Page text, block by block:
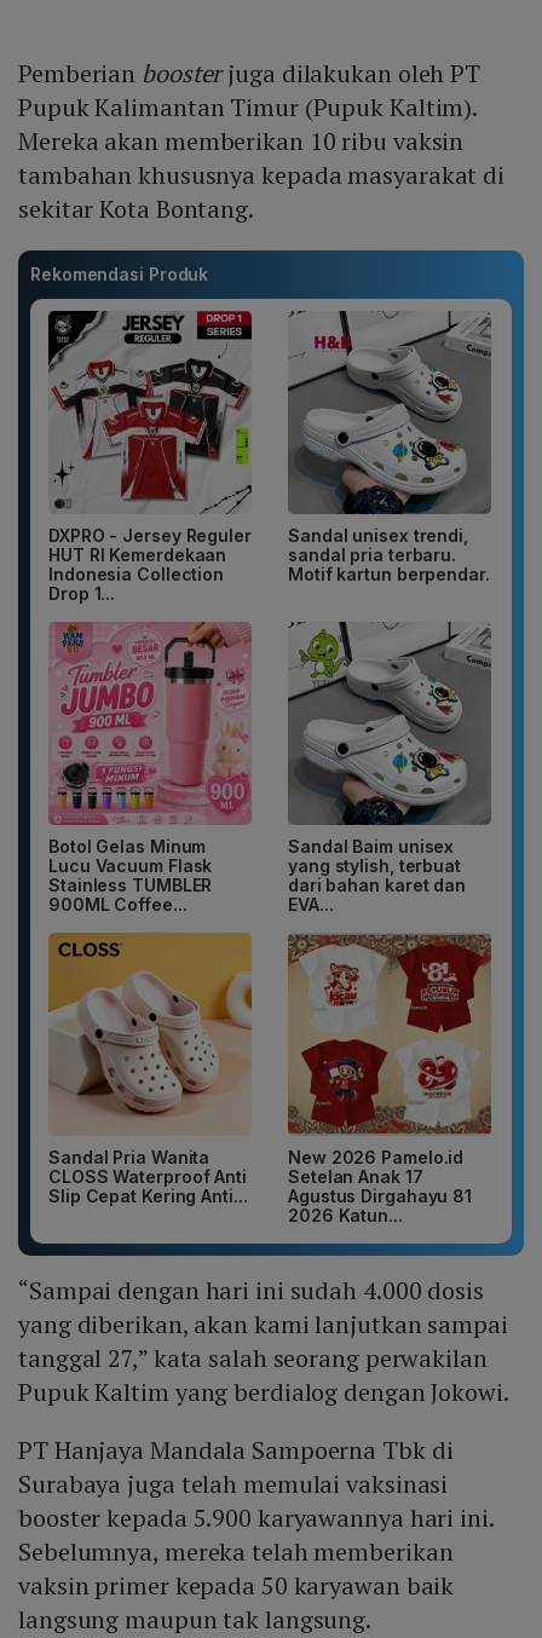
Pemberian boosterjuga dilakukan oleh PT
Pupuk Kalimantan Timur (Pupuk Kaltim).
Mereka akan memberikan 10 ribu vaksin
tambahan khususnya kepada masyarakat di
sekitar Kota Bontang.
Rekomendasi Produk
DXPRO - Jersey Reguler
HUT RI Kemerdekaan
Indonesia Collection
Drop 1...
Sandal unisex trendi,
sandal pria terbaru.
Motif kartun berpendar.
Botol Gelas Minum
Lucu Vacuum Flask
Stainless TUMBLER
900ML Coffee...
Sandal Baim unisex
yang stylish, terbuat
dari bahan karet dan
EVA...
Sandal Pria Wanita
CLOSS Waterproof Anti
Slip Cepat Kering Anti...
New 2026 Pamelo.id
Setelan Anak 17
Agustus Dirgahayu 81
2026 Katun...
“Sampai dengan hari ini sudah 4.000 dosis
yang diberikan, akan kami lanjutkan sampai
tanggal 27,” kata salah seorang perwakilan
Pupuk Kaltim yang berdialog dengan Jokowi.
PT Hanjaya Mandala Sampoerna Tbk di
Surabaya juga telah memulai vaksinasi
booster kepada 5.900 karyawannya hari ini.
Sebelumnya, mereka telah memberikan
vaksin primer kepada 50 karyawan baik
langsung maupun tak langsung.